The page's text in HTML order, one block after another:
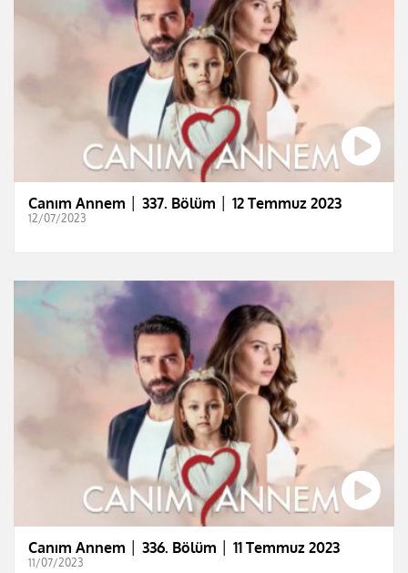
Canım Annem │ 337. Bölüm │ 12 Temmuz 2023
12/07/2023
Canım Annem │ 336. Bölüm │ 11 Temmuz 2023
11/07/2023